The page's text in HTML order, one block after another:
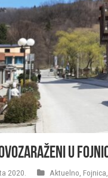
u
2020. Aktuelno Fojnica